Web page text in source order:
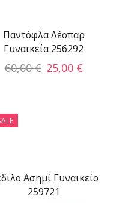
Παντόφλα Λέοπαρ
Γυναικεία 256292
60,00€ 25,00 €
Ασημί Γυναικείο
259721